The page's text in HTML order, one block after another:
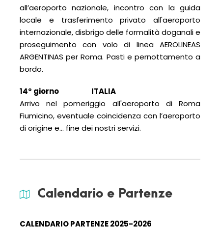
all’aeroporto nazionale, incontro con la guida
locale e trasferimento privato all'aeroporto
internazionale, disbrigo delle formalità doganali e
proseguimento con volo di linea AEROLINEAS
ARGENTINAS per Roma. Pasti e pernottamento a
bordo.
14° giorno ITALIA
Arrivo nel pomeriggio all'aeroporto di Roma
Fiumicino, eventuale coincidenza con l’aeroporto
di origine e… fine dei nostri servizi.
Calendario e Partenze
CALENDARIO PARTENZE 2025-2026